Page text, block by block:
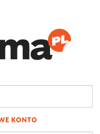
KONTO